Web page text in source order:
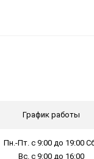
График работы
Пн.-Пт. с 9:00 до 19:00
Вс. с 9:00 до 16:00